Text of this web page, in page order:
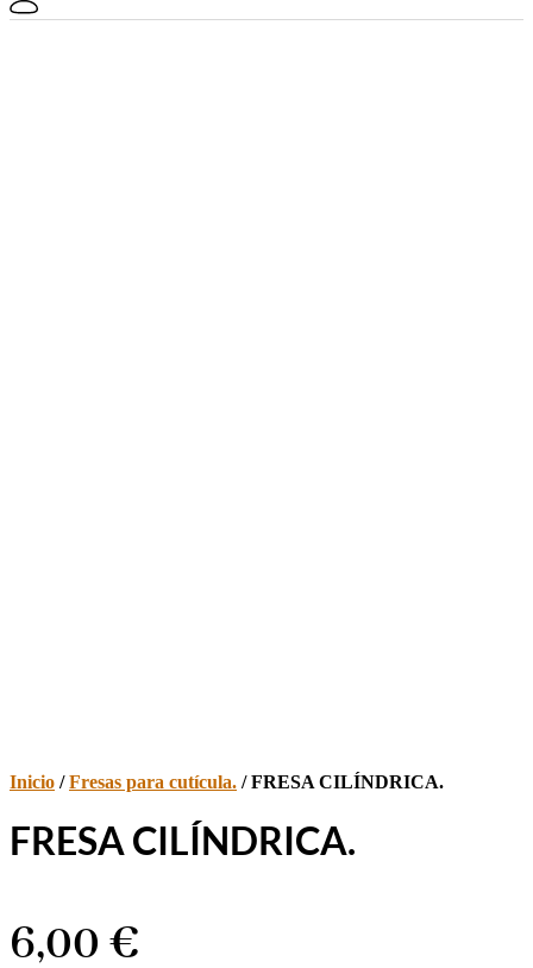
Inicio /Fresas para cutícula. / FRESA CILÍNDRICA.
FRESA CILÍNDRICA.
6,00€